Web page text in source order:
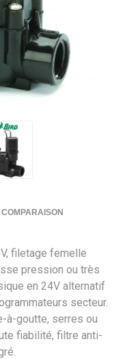
filetage femelle
pression ou très
en 24V alternatif
secteur.
à-goutte, serres ou
fiabilité, filtre anti-